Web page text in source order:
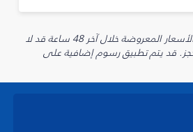
* تم الحصول على جميع الأسعار المعروضة خلال آخر 48 ساعة قد لا
قد يتم تطبيق رسوم إضافية على